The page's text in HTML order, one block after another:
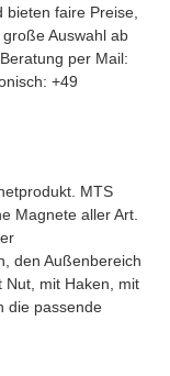
bieten faire Preise,
Auswahl ab
per Mail:
+49
MTS
Magnete aller Art.
den Außenbereich
Nut, mit Haken, mit
die passende